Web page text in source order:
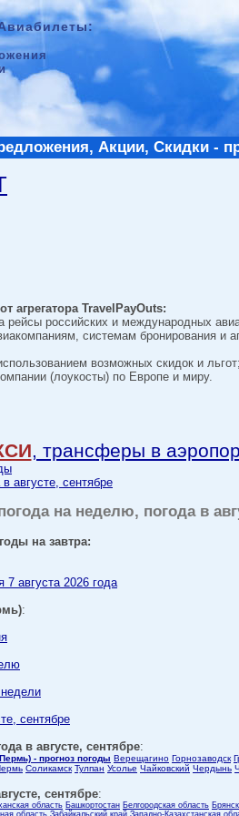
Акции, Скидки -
агрегатора TravelPayOuts:
рейсы российских и международных
системам бронирования и
возможных скидок и льгот;
(лоукосты) по Европе и миру.
, трансферы в
августе, сентябре
на неделю, погода в
на завтра:
августа 2026 года
:
сентябре
в августе, сентябре:
- прогноз погоды Верещагино Горнозаводск
Соликамск Тулпан Усолье Чайковский Чердынь
сентябре:
область Башкортостан Белгородская область
область Забайкальский край Западно-Казахстанская